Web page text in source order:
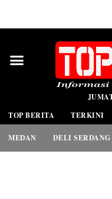
TOP BERITA
TERKINI
MEDAN DELI SERDANG